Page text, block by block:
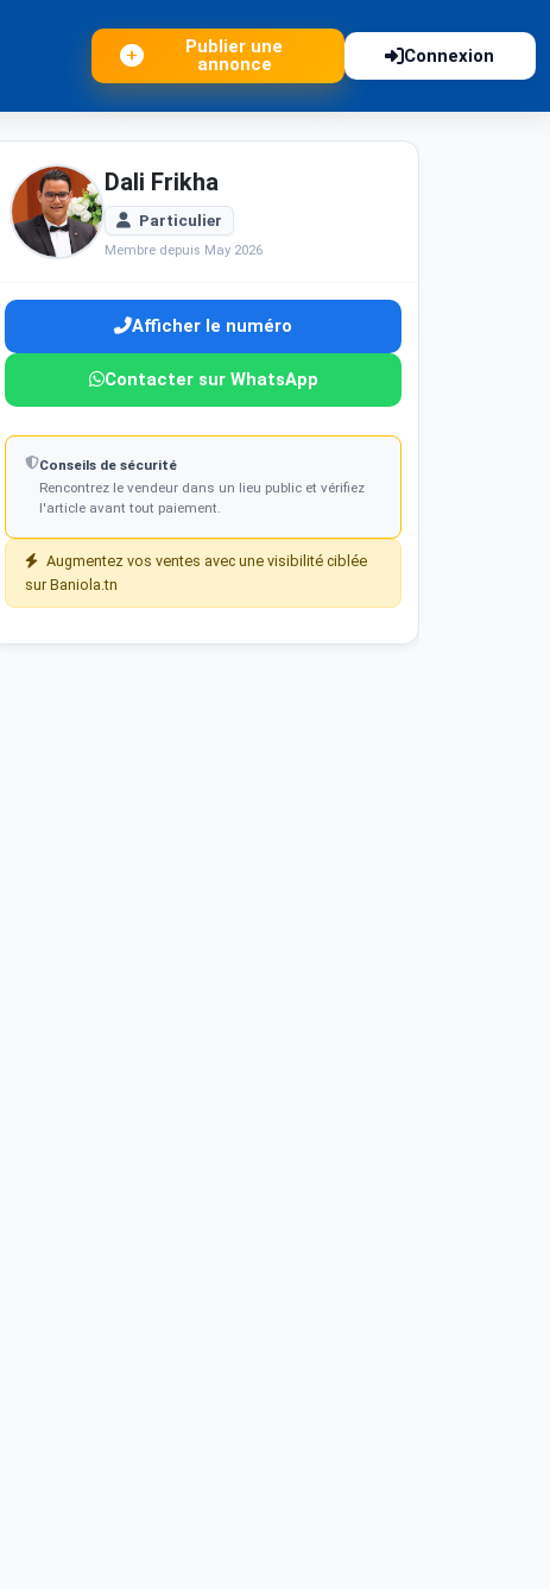
Publier une
annonce
Connexion
Dali Frikha
Particulier
Membre depuis May 2026
Afficher le numéro
Contacter sur WhatsApp
Conseils de sécurité
Rencontrez le vendeur dans un lieu public et vérifiez
l'article avant tout paiement.
Augmentez vos ventes avec une visibilité ciblée
sur Baniola.tn